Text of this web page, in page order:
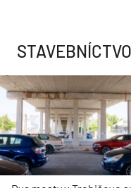
STAVEBNÍCTVO